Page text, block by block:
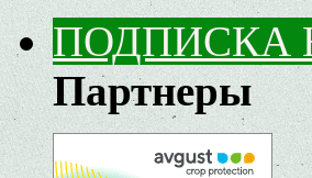
ПОДПИСКА
Партнеры